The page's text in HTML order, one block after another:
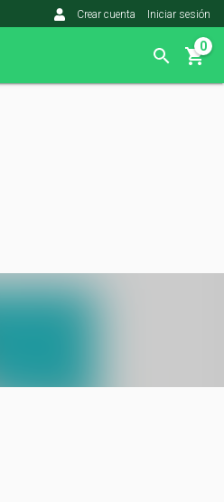
Crear cuenta Iniciar sesión
0